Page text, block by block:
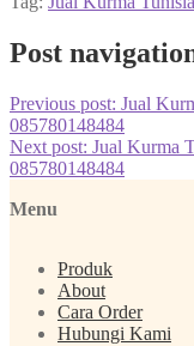
Post
Previous post: Jual
085780148484
Next post: Jual Kurma
085780148484
Menu
Produk
About
Cara Order
Hubungi Kami